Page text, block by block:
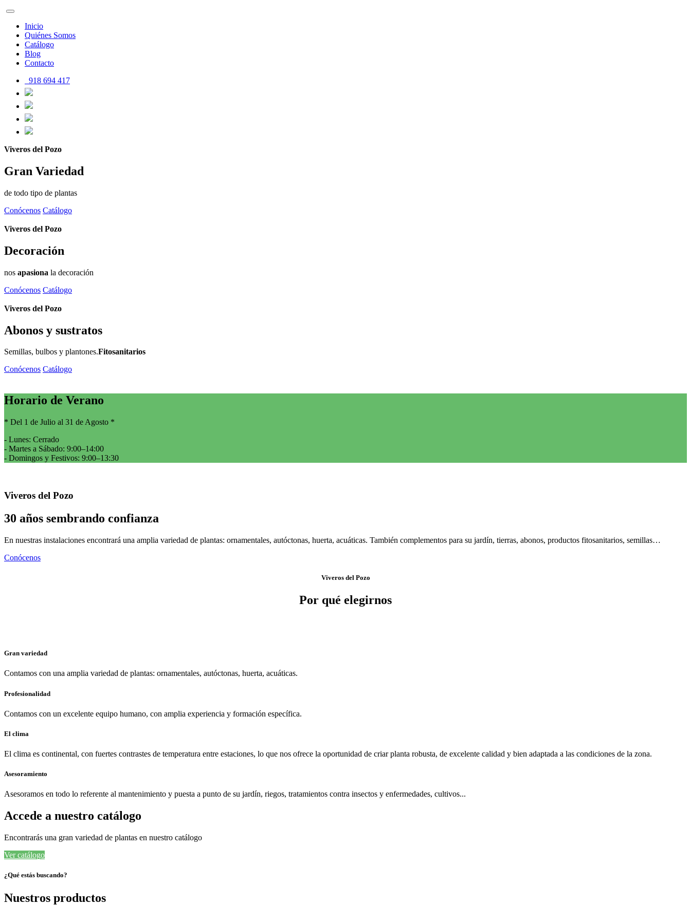
Inicio
Quiénes Somos
Catálogo
Blog
Contacto
918 694 417
Viveros del Pozo
Gran Variedad
de todo tipo de plantas
Conócenos Catálogo
Viveros del Pozo
Decoración
nos apasiona la decoración
Conócenos Catálogo
Viveros del Pozo
Abonos y sustratos
Semillas, bulbos y plantones.Fitosanitarios
Conócenos Catálogo
Horario de Verano
* Del 1 de Julio al 31 de Agosto *
- Lunes: Cerrado
- Martes a Sábado: 9:00–14:00
- Domingos y Festivos: 9:00–13:30
Viveros del Pozo
30 años sembrando confianza
En nuestras instalaciones encontrará una amplia variedad de plantas: ornamentales, autóctonas, huerta, acuáticas. También complementos para su jardín, tierras, abonos, productos fitosanitarios, semillas…
Conócenos
Viveros del Pozo
Por qué elegirnos
Gran variedad
Contamos con una amplia variedad de plantas: ornamentales, autóctonas, huerta, acuáticas.
Profesionalidad
Contamos con un excelente equipo humano, con amplia experiencia y formación específica.
El clima
El clima es continental, con fuertes contrastes de temperatura entre estaciones, lo que nos ofrece la oportunidad de criar planta robusta, de excelente calidad y bien adaptada a las condiciones de la zona.
Asesoramiento
Asesoramos en todo lo referente al mantenimiento y puesta a punto de su jardín, riegos, tratamientos contra insectos y enfermedades, cultivos...
Accede a nuestro catálogo
Encontrarás una gran variedad de plantas en nuestro catálogo
Ver catálogo
¿Qué estás buscando?
Nuestros productos